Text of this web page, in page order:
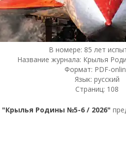
В номере: 85 лет
Название журнала: Крылья
Формат: PDF-
Язык: русский
Страниц: 108
"Крылья Родины №5-6 / 2026"